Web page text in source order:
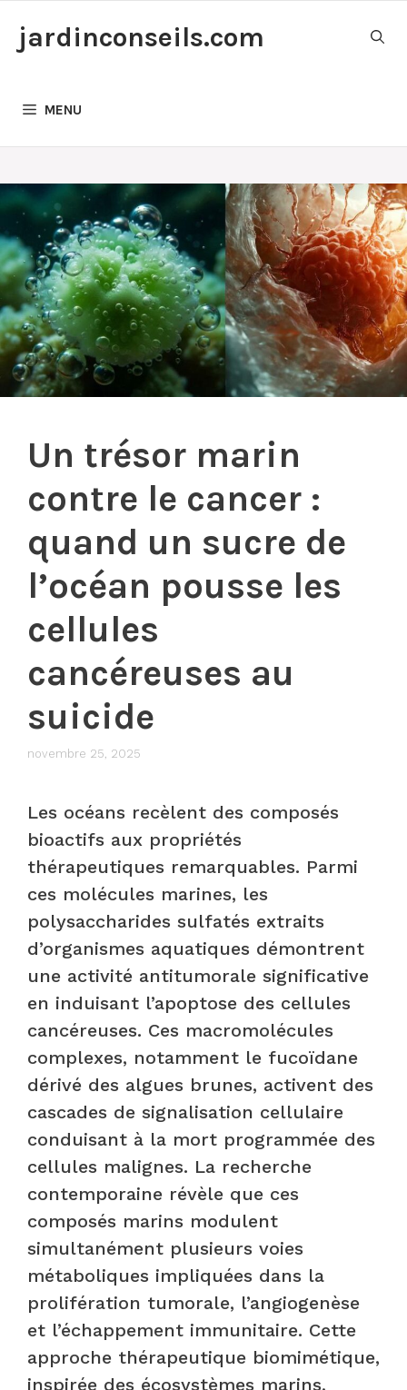
jardinconseils.com
MENU
Un trésor marin
contre le cancer :
quand un sucre de
l’océan pousse les
cellules
cancéreuses au
suicide
novembre 25, 2025
Les océans recèlent des composés
bioactifs aux propriétés
thérapeutiques remarquables. Parmi
ces molécules marines, les
polysaccharides sulfatés extraits
d’organismes aquatiques démontrent
une activité antitumorale significative
en induisant l’apoptose des cellules
cancéreuses. Ces macromolécules
complexes, notamment le fucoïdane
dérivé des algues brunes, activent des
cascades de signalisation cellulaire
conduisant à la mort programmée des
cellules malignes. La recherche
contemporaine révèle que ces
composés marins modulent
simultanément plusieurs voies
métaboliques impliquées dans la
prolifération tumorale, l’angiogenèse
et l’échappement immunitaire. Cette
approche thérapeutique biomimétique,
inspirée des écosystèmes marins,